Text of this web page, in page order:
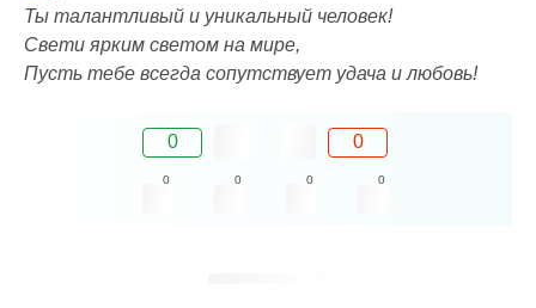
Ты талантливый и уникальный человек!
Свети ярким светом на мире,
Пусть тебе всегда сопутствует удача и любовь!
0 0
0 0 0 0